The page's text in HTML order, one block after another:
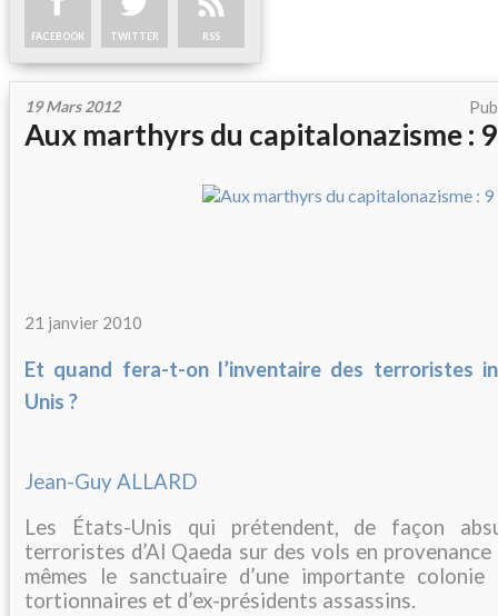
FACEBOOK TWITTER RSS
19 Mars 2012
Aux marthyrs du capitalonazisme : 9
21 janvier 2010
Et quand fera-t-on l’inventaire des terroristes
Unis ?
Jean-Guy ALLARD
Les États-Unis qui prétendent, de façon
terroristes d’Al Qaeda sur des vols en
mêmes le sanctuaire d’une importante
tortionnaires et d’ex-présidents assassins.